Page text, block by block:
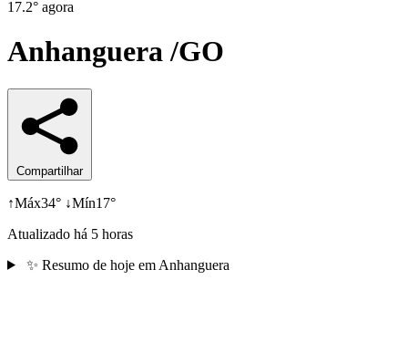
17.2° agora
Anhanguera/GO
Compartilhar
↑Máx34° ↓Mín17°
Atualizado há 5 horas
✨ Resumo de hoje em Anhanguera